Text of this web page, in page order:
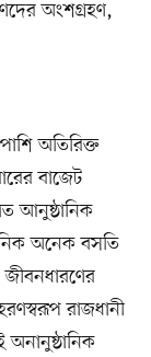
অংশগ্রহণ,
অতিরিক্ত
বাজেট
আনুষ্ঠানিক
অনেক বসতি
রাজধানী